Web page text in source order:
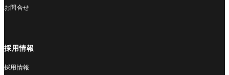
お問合せ
採用情報
採用情報